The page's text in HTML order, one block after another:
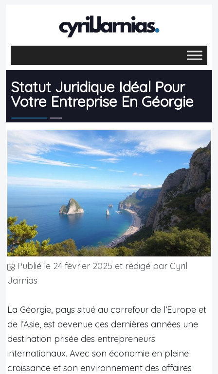
Statut Juridique Idéal Pour
Votre Entreprise En Géorgie
Publié le 24 février 2025 et rédigé par Cyril
Jarnias
La Géorgie, pays situé au carrefour de l’Europe et
de l’Asie, est devenue ces dernières années une
destination prisée des entrepreneurs
internationaux. Avec son économie en pleine
croissance et son environnement des affaires